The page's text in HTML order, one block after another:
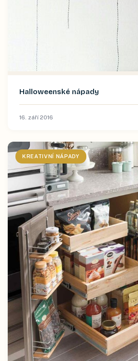
Halloweenské nápady
16. září 2016
KREATIVNÍ NÁPADY